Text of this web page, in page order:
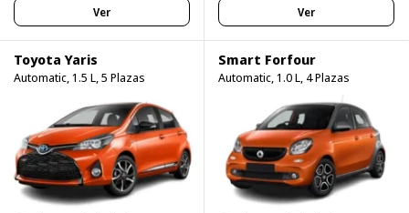
Ver Ver
Toyota Yaris
Automatic, 1.5 L, 5 Plazas
Smart Forfour
Automatic, 1.0 L, 4 Plazas